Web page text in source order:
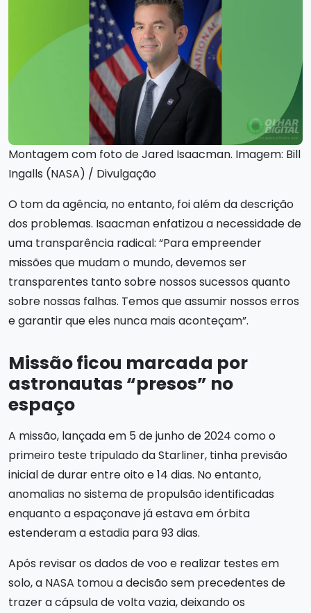
Montagem com foto de Jared Isaacman. Imagem: Bill
Ingalls (NASA) / Divulgação
O tom da agência, no entanto, foi além da descrição
dos problemas. Isaacman enfatizou a necessidade de
uma transparência radical: “Para empreender
missões que mudam o mundo, devemos ser
transparentes tanto sobre nossos sucessos quanto
sobre nossas falhas. Temos que assumir nossos erros
e garantir que eles nunca mais aconteçam”.
Missão ficou marcada por
astronautas “presos” no
espaço
A missão, lançada em 5 de junho de 2024 como o
primeiro teste tripulado da Starliner, tinha previsão
inicial de durar entre oito e 14 dias. No entanto,
anomalias no sistema de propulsão identificadas
enquanto a espaçonave já estava em órbita
estenderam a estadia para 93 dias.
Após revisar os dados de voo e realizar testes em
solo, a NASA tomou a decisão sem precedentes de
trazer a cápsula de volta vazia, deixando os